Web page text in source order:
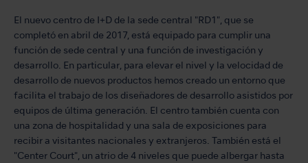
El nuevo centro de I+D de la sede central "RD1", que se
completó en abril de 2017, está equipado para cumplir una
función de sede central y una función de investigación y
desarrollo. En particular, para elevar el nivel y la velocidad de
desarrollo de nuevos productos hemos creado un entorno que
facilita el trabajo de los diseñadores de desarrollo asistidos por
equipos de última generación. El centro también cuenta con
una zona de hospitalidad y una sala de exposiciones para
recibir a visitantes nacionales y extranjeros. También está el
"Center Court", un atrio de 4 niveles que puede albergar hasta